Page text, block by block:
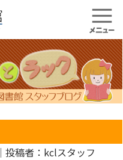
｜投稿者：kclスタッフ